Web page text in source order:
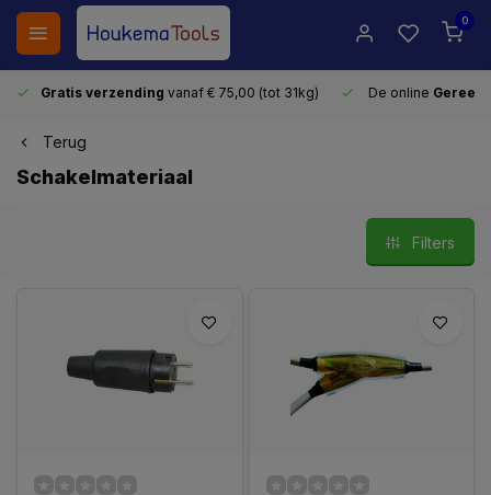
0
Gratis verzending vanaf € 75,00 (tot 31kg) De online
Terug
Schakelmateriaal
Filters